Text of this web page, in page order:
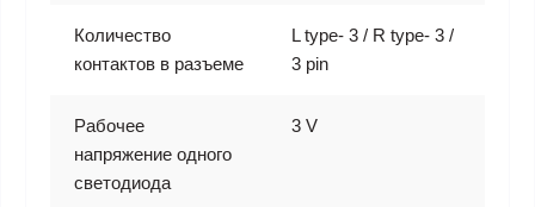
Количество
контактов в разъеме
L type- 3 / R type- 3 /
3 pin
Рабочее
напряжение одного
светодиода
3 V